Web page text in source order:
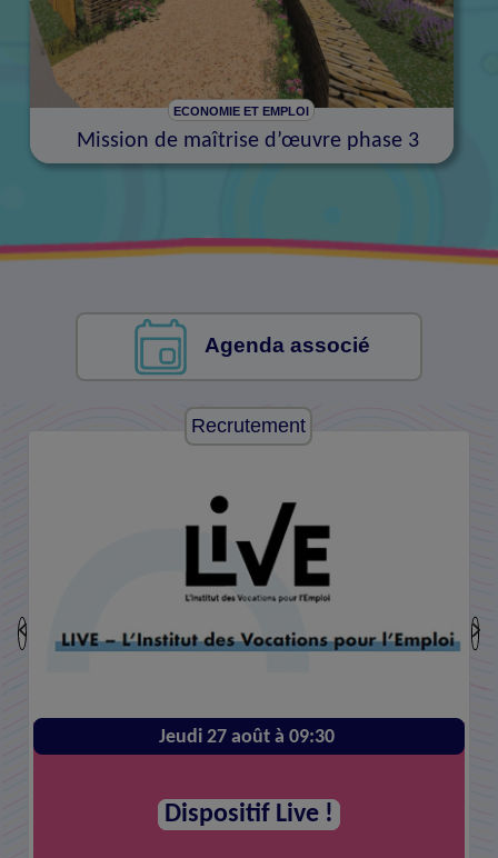
ECONOMIE ET EMPLOI
Mission de maîtrise d’œuvre phase 3
Agenda associé
Recrutement
Jeudi 27 août à 09:30
Dispositif Live !